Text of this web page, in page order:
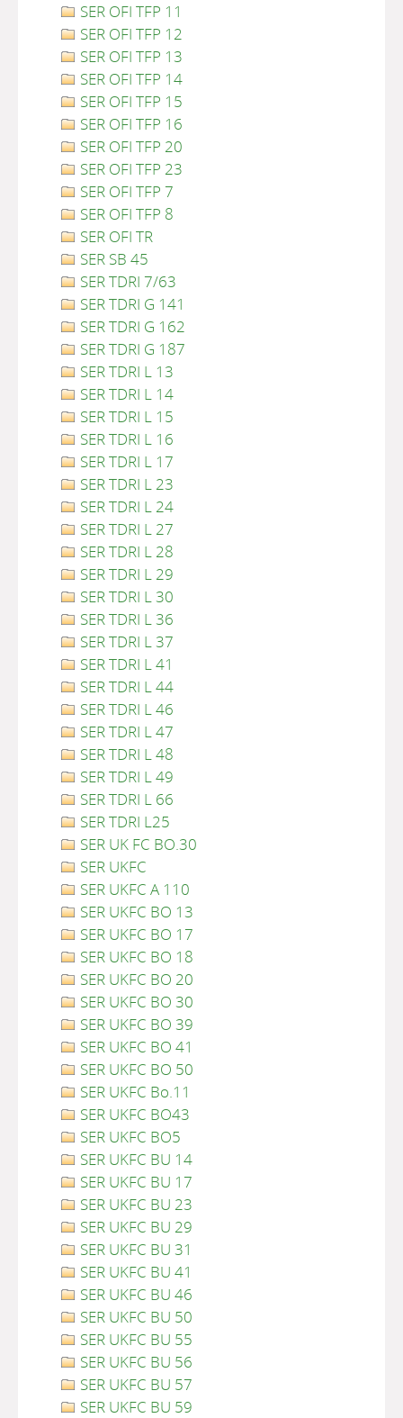
SER OFI TFP 11
SER OFI TFP 12
SER OFI TFP 13
SER OFI TFP 14
SER OFI TFP 15
SER OFI TFP 16
SER OFI TFP 20
SER OFI TFP 23
SER OFI TFP 7
SER OFI TFP 8
SER OFI TR
SER SB 45
SER TDRI 7/63
SER TDRI G 141
SER TDRI G 162
SER TDRI G 187
SER TDRI L 13
SER TDRI L 14
SER TDRI L 15
SER TDRI L 16
SER TDRI L 17
SER TDRI L 23
SER TDRI L 24
SER TDRI L 27
SER TDRI L 28
SER TDRI L 29
SER TDRI L 30
SER TDRI L 36
SER TDRI L 37
SER TDRI L 41
SER TDRI L 44
SER TDRI L 46
SER TDRI L 47
SER TDRI L 48
SER TDRI L 49
SER TDRI L 66
SER TDRI L25
SER UK FC BO.30
SER UKFC
SER UKFC A 110
SER UKFC BO 13
SER UKFC BO 17
SER UKFC BO 18
SER UKFC BO 20
SER UKFC BO 30
SER UKFC BO 39
SER UKFC BO 41
SER UKFC BO 50
SER UKFC Bo.11
SER UKFC BO43
SER UKFC BO5
SER UKFC BU 14
SER UKFC BU 17
SER UKFC BU 23
SER UKFC BU 29
SER UKFC BU 31
SER UKFC BU 41
SER UKFC BU 46
SER UKFC BU 50
SER UKFC BU 55
SER UKFC BU 56
SER UKFC BU 57
SER UKFC BU 59